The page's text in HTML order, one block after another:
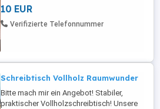
10 EUR
Verifizierte Telefonnummer
Schreibtisch Vollholz Raumwunder
Bitte mach mir ein Angebot! Stabiler,
praktischer Vollholzschreibtisch! Unsere